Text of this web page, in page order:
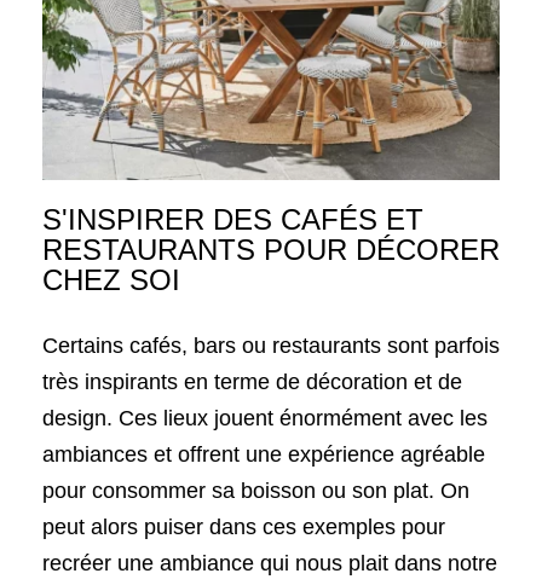
S'INSPIRER DES CAFÉS ET
RESTAURANTS POUR DÉCORER
CHEZ SOI
Certains cafés, bars ou restaurants sont parfois
très inspirants en terme de décoration et de
design. Ces lieux jouent énormément avec les
ambiances et offrent une expérience agréable
pour consommer sa boisson ou son plat. On
peut alors puiser dans ces exemples pour
recréer une ambiance qui nous plait dans notre